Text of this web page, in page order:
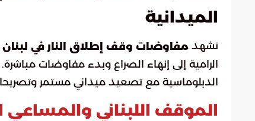
الميدانية
تشهد مفاوضات وقف إطلاق النار في لبنان
الرامية إلى إنهاء الصراع وبدء مفاوضات
الدبلوماسية مع تصعيد ميداني مستمر
الموقف اللبناني والمساعي